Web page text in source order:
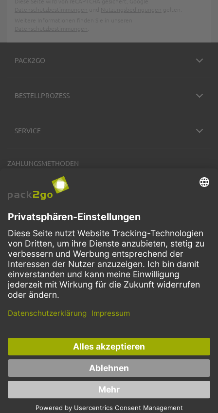
PACK2GO
BESTELLPROZESS
SERVICE
ZAHLUNGSMETHODEN
VERSANDARTEN
FacebookInstagramLinkedIn
Dieses Angebot ist ausschließlich für Gastronomie, Handel, Industrie,
Handwerk, öffentliche Einrichtungen und die freien Berufe bestimmt.
Die Bestellungen von Privatkunden sind ausgeschlossen.